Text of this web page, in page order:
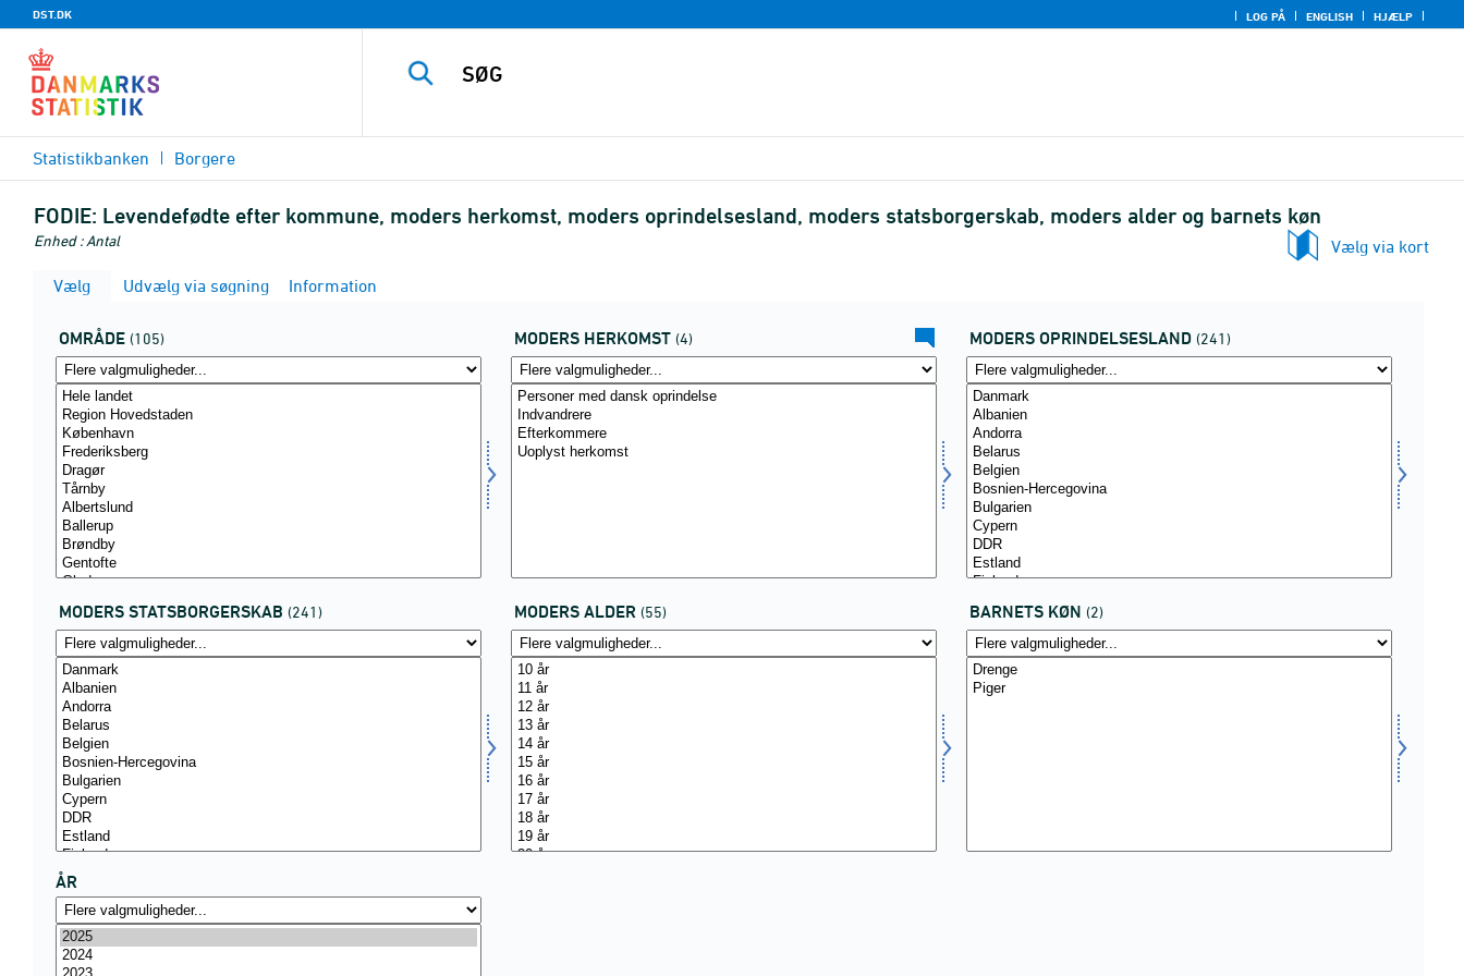
DST.DK LOG PÅ ENGLISH HJÆLP
Statistikbanken Borgere
FODIE: Levendefødte efter kommune, moders herkomst, moders oprindelsesland, moders statsborgerskab, moders alder og barnets køn
Enhed : Antal
Vælg via kort
Vælg
Udvælg via søgning Information
OMRÅDE (105) MODERS HERKOMST (4) MODERS OPRINDELSESLAND (241)
MODERS STATSBORGERSKAB (241) MODERS ALDER (55) BARNETS KØN (2)
ÅR